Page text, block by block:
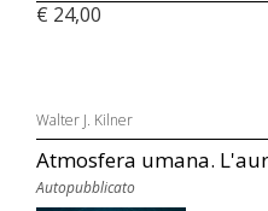
€ 24,00
Walter J. Kilner
Atmosfera umana.
Autopubblicato